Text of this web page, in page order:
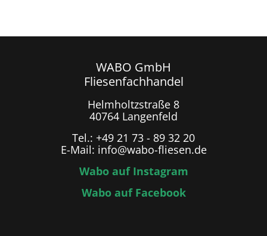
WABO GmbH
Fliesenfachhandel
Helmholtzstraße 8
40764 Langenfeld
Tel.: +49 21 73 - 89 32 20
E-Mail: info@wabo-fliesen.de
Wabo auf Instagram
Wabo auf Facebook